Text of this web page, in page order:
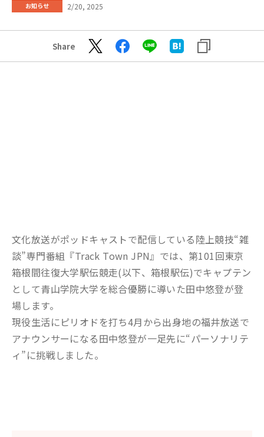
お知らせ 2/20, 2025
Share
文化放送がポッドキャストで配信している陸上競技“雑
談”専門番組『Track Town JPN』では、第101回東京
箱根間往復大学駅伝競走(以下、箱根駅伝)でキャプテン
として青山学院大学を総合優勝に導いた田中悠登が登
場します。
現役生活にピリオドを打ち4月から出身地の福井放送で
アナウンサーになる田中悠登が一足先に“パーソナリテ
ィ”に挑戦しました。